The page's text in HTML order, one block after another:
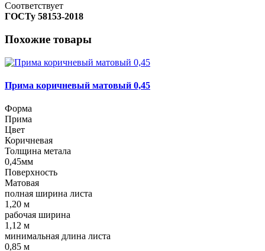
Соответствует
ГОСТу 58153-2018
Похожие товары
Прима коричневый матовый 0,45
Форма
Прима
Цвет
Коричневая
Толщина метала
0,45мм
Поверхность
Матовая
полная ширина листа
1,20 м
рабочая ширина
1,12 м
минимальная длина листа
0,85 м